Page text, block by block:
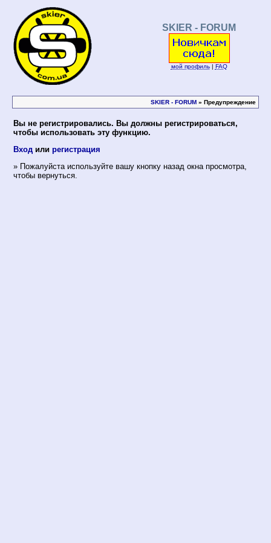
SKIER - FORUM
мой профиль| FAQ
SKIER - FORUM » Предупреждение
Вы не регистрировались. Вы должны регистрироваться,
чтобы использовать эту функцию.
Вход или регистрация
» Пожалуйста используйте вашу кнопку назад окна просмотра,
чтобы вернуться.